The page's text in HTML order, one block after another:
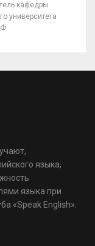
кафедры
университета
языка,
языка при
«Speak English».